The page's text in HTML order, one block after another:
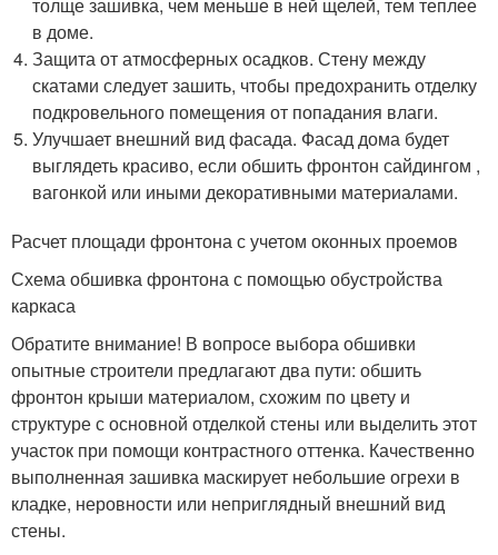
толще зашивка, чем меньше в ней щелей, тем теплее
в доме.
Защита от атмосферных осадков. Стену между
скатами следует зашить, чтобы предохранить отделку
подкровельного помещения от попадания влаги.
Улучшает внешний вид фасада. Фасад дома будет
выглядеть красиво, если обшить фронтон сайдингом ,
вагонкой или иными декоративными материалами.
Расчет площади фронтона с учетом оконных проемов
Схема обшивка фронтона с помощью обустройства
каркаса
Обратите внимание! В вопросе выбора обшивки
опытные строители предлагают два пути: обшить
фронтон крыши материалом, схожим по цвету и
структуре с основной отделкой стены или выделить этот
участок при помощи контрастного оттенка. Качественно
выполненная зашивка маскирует небольшие огрехи в
кладке, неровности или неприглядный внешний вид
стены.